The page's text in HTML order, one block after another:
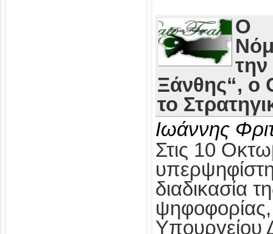
Ο
Ξάνθης“, ο
το
Ιωάννης
Στις 10
διαδικασία
Υπουργείου